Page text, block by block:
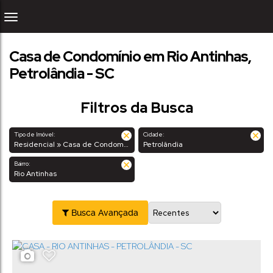
Casa de Condomínio em Rio Antinhas,
Petrolândia - SC
Filtros da Busca
Tipo de Imóvel:
Residencial » Casa de Condomínio
Cidade:
Petrolândia
Bairro:
Rio Antinhas
Busca Avançada